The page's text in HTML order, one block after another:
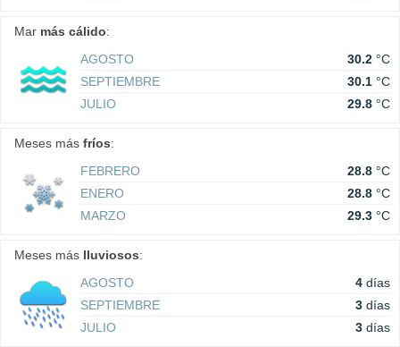
Mar más cálido:
AGOSTO
30.2 °C
SEPTIEMBRE
30.1 °C
JULIO
29.8 °C
Meses más fríos:
FEBRERO
28.8 °C
ENERO
28.8 °C
MARZO
29.3 °C
Meses más lluviosos:
AGOSTO
4 días
SEPTIEMBRE
3 días
JULIO
3 días